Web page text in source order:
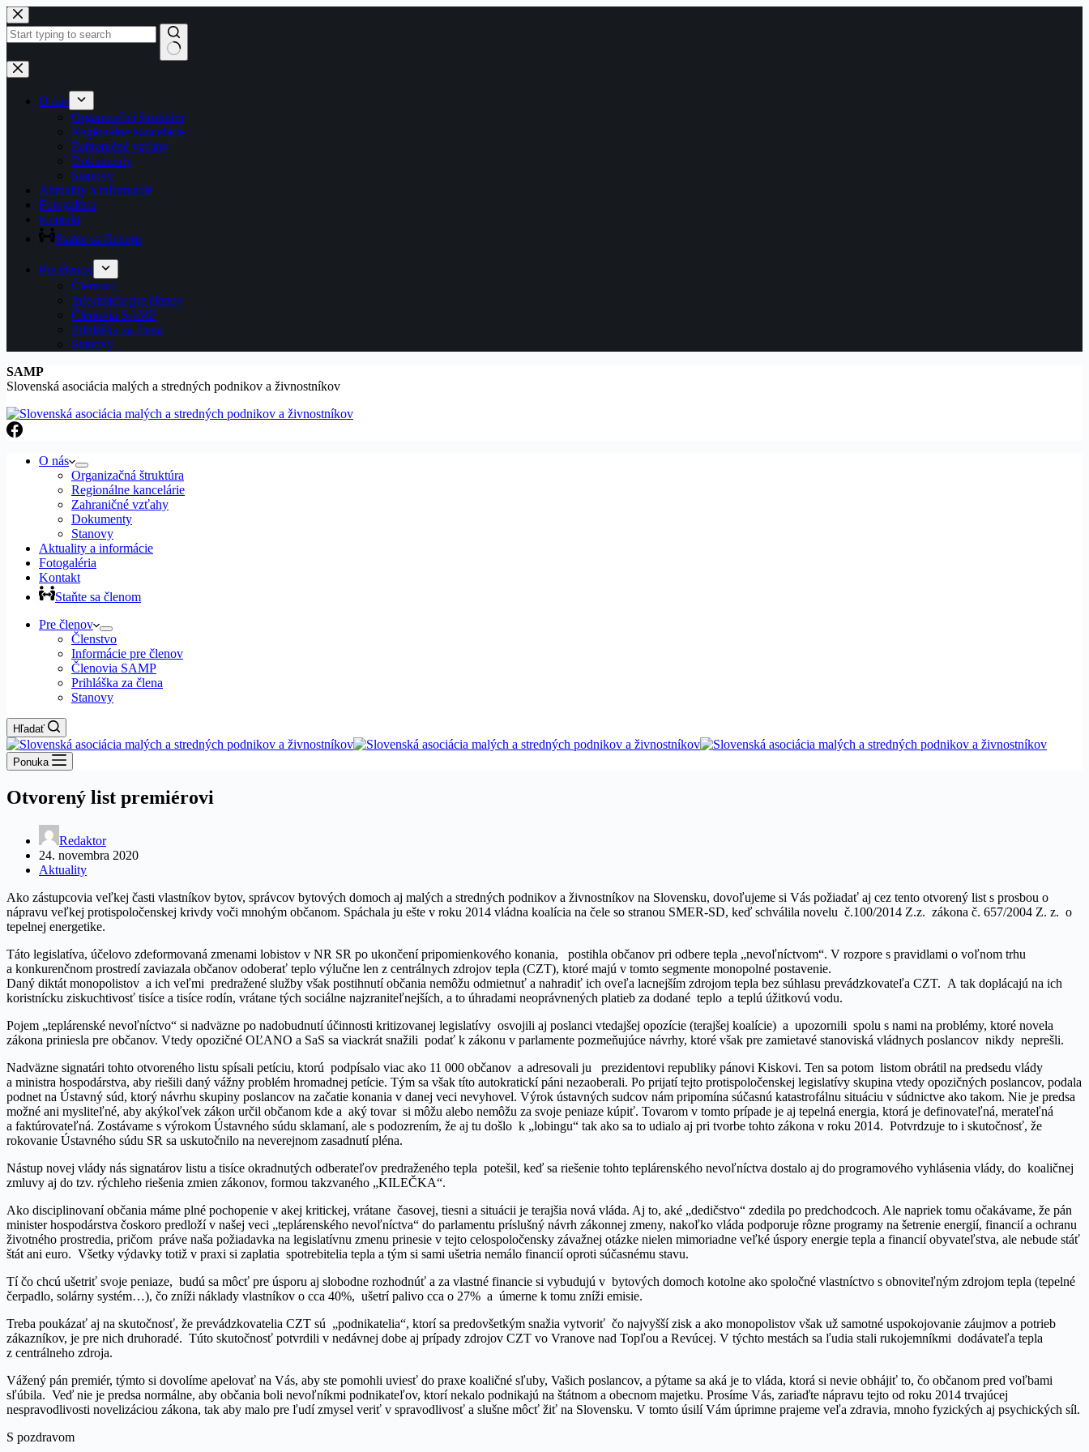
Preskočiť
na
obsah
Žiadne
výsledky
O nás
Organizačná štruktúra
Regionálne kancelárie
Zahraničné vzťahy
Dokumenty
Stanovy
Aktuality a informácie
Fotogaléria
Kontakt
Staňte sa členom
Pre členov
Členstvo
Informácie pre členov
Členovia SAMP
Prihláška za člena
Stanovy
SAMP
Slovenská asociácia malých a stredných podnikov a živnostníkov
O nás
Organizačná štruktúra
Regionálne kancelárie
Zahraničné vzťahy
Dokumenty
Stanovy
Aktuality a informácie
Fotogaléria
Kontakt
Staňte sa členom
Pre členov
Členstvo
Informácie pre členov
Členovia SAMP
Prihláška za člena
Stanovy
Hľadať
Ponuka
Otvorený list premiérovi
Redaktor
24. novembra 2020
Aktuality
Ako zástupcovia veľkej časti vlastníkov bytov, správcov bytových domoch aj malých a stredných podnikov a živnostníkov na Slovensku, dovoľujeme si Vás požiadať aj cez tento otvorený list s prosbou o
nápravu veľkej protispoločenskej krivdy voči mnohým občanom. Spáchala ju ešte v roku 2014 vládna koalícia na čele so stranou SMER-SD, keď schválila novelu č.100/2014 Z.z. zákona č. 657/2004 Z. z. o
tepelnej energetike.
Táto legislatíva, účelovo zdeformovaná zmenami lobistov v NR SR po ukončení pripomienkového konania, postihla občanov pri odbere tepla „nevoľníctvom“. V rozpore s pravidlami o voľnom trhu
a konkurenčnom prostredí zaviazala občanov odoberať teplo výlučne len z centrálnych zdrojov tepla (CZT), ktoré majú v tomto segmente monopolné postavenie.
Daný diktát monopolistov a ich veľmi predražené služby však postihnutí občania nemôžu odmietnuť a nahradiť ich oveľa lacnejším zdrojom tepla bez súhlasu prevádzkovateľa CZT. A tak doplácajú na ich
koristnícku ziskuchtivosť tisíce a tisíce rodín, vrátane tých sociálne najzraniteľnejších, a to úhradami neoprávnených platieb za dodané teplo a teplú úžitkovú vodu.
Pojem „teplárenské nevoľníctvo“ si nadväzne po nadobudnutí účinnosti kritizovanej legislatívy osvojili aj poslanci vtedajšej opozície (terajšej koalície) a upozornili spolu s nami na problémy, ktoré novela
zákona priniesla pre občanov. Vtedy opozičné OĽANO a SaS sa viackrát snažili podať k zákonu v parlamente pozmeňujúce návrhy, ktoré však pre zamietavé stanoviská vládnych poslancov nikdy neprešli.
Nadväzne signatári tohto otvoreného listu spísali petíciu, ktorú podpísalo viac ako 11 000 občanov a adresovali ju prezidentovi republiky pánovi Kiskovi. Ten sa potom listom obrátil na predsedu vlády
a ministra hospodárstva, aby riešili daný vážny problém hromadnej petície. Tým sa však títo autokratickí páni nezaoberali. Po prijatí tejto protispoločenskej legislatívy skupina vtedy opozičných poslancov, podala
podnet na Ústavný súd, ktorý návrhu skupiny poslancov na začatie konania v danej veci nevyhovel. Výrok ústavných sudcov nám pripomína súčasnú katastrofálnu situáciu v súdnictve ako takom. Nie je predsa
možné ani mysliteľné, aby akýkoľvek zákon určil občanom kde a aký tovar si môžu alebo nemôžu za svoje peniaze kúpiť. Tovarom v tomto prípade je aj tepelná energia, ktorá je definovateľná, merateľná
a faktúrovateľná. Zostávame s výrokom Ústavného súdu sklamaní, ale s podozrením, že aj tu došlo k „lobingu“ tak ako sa to udialo aj pri tvorbe tohto zákona v roku 2014. Potvrdzuje to i skutočnosť, že
rokovanie Ústavného súdu SR sa uskutočnilo na neverejnom zasadnutí pléna.
Nástup novej vlády nás signatárov listu a tisíce okradnutých odberateľov predraženého tepla potešil, keď sa riešenie tohto teplárenského nevoľníctva dostalo aj do programového vyhlásenia vlády, do koaličnej
zmluvy aj do tzv. rýchleho riešenia zmien zákonov, formou takzvaného „KILEČKA“.
Ako disciplinovaní občania máme plné pochopenie v akej kritickej, vrátane časovej, tiesni a situácii je terajšia nová vláda. Aj to, aké „dedičstvo“ zdedila po predchodcoch. Ale napriek tomu očakávame, že pán
minister hospodárstva čoskoro predloží v našej veci „teplárenského nevoľníctva“ do parlamentu príslušný návrh zákonnej zmeny, nakoľko vláda podporuje rôzne programy na šetrenie energií, financií a ochranu
životného prostredia, pričom práve naša požiadavka na legislatívnu zmenu prinesie v tejto celospoločensky závažnej otázke nielen mimoriadne veľké úspory energie tepla a financií obyvateľstva, ale nebude stáť
štát ani euro. Všetky výdavky totiž v praxi si zaplatia spotrebitelia tepla a tým si sami ušetria nemálo financií oproti súčasnému stavu.
Tí čo chcú ušetriť svoje peniaze, budú sa môcť pre úsporu aj slobodne rozhodnúť a za vlastné financie si vybudujú v bytových domoch kotolne ako spoločné vlastníctvo s obnoviteľným zdrojom tepla (tepelné
čerpadlo, solárny systém…), čo zníži náklady vlastníkov o cca 40%, ušetrí palivo cca o 27% a úmerne k tomu zníži emisie.
Treba poukázať aj na skutočnosť, že prevádzkovatelia CZT sú „podnikatelia“, ktorí sa predovšetkým snažia vytvoriť čo najvyšší zisk a ako monopolistov však už samotné uspokojovanie záujmov a potrieb
zákazníkov, je pre nich druhoradé. Túto skutočnosť potvrdili v nedávnej dobe aj prípady zdrojov CZT vo Vranove nad Topľou a Revúcej. V týchto mestách sa ľudia stali rukojemníkmi dodávateľa tepla
z centrálneho zdroja.
Vážený pán premiér, týmto si dovolíme apelovať na Vás, aby ste pomohli uviesť do praxe koaličné sľuby, Vašich poslancov, a pýtame sa aká je to vláda, ktorá si nevie obhájiť to, čo občanom pred voľbami
sľúbila. Veď nie je predsa normálne, aby občania boli nevoľníkmi podnikateľov, ktorí nekalo podnikajú na štátnom a obecnom majetku. Prosíme Vás, zariaďte nápravu tejto od roku 2014 trvajúcej
nespravodlivosti novelizáciou zákona, tak aby malo pre ľudí zmysel veriť v spravodlivosť a slušne môcť žiť na Slovensku. V tomto úsilí Vám úprimne prajeme veľa zdravia, mnoho fyzických aj psychických síl.
S pozdravom